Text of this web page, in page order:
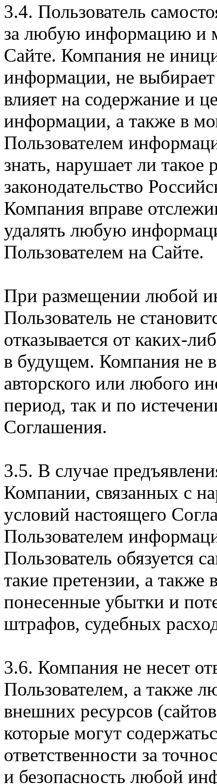
3.4. Пользователь
за любую информацию и
Сайте. Компания не
информации, не
влияет на содержание и
информации, а также в
Пользователем
знать, нарушает ли
законодательство
Компания вправе
удалять любую
Пользователем на Сайте.
При размещении любой
Пользователь не
отказывается от каких-
в будущем. Компания не
авторского или любого
период, так и по
Соглашения.
3.5. В случае
Компании, связанных с
условий настоящего
Пользователем
Пользователь обязуется
такие претензии, а также
понесенные убытки и
штрафов, судебных
3.6. Компания не несет
Пользователем, а также
внешних ресурсов
которые могут
ответственности за
и безопасность любой